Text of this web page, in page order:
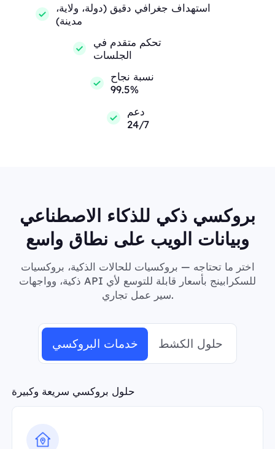
استهداف جغرافي دقيق (دولة، ولاية،
مدينة)
تحكم متقدم في
الجلسات
نسبة نجاح
99.5%
دعم
24/7
بروكسي ذكي للذكاء الاصطناعي
وبيانات الويب على نطاق واسع
اختر ما تحتاجه — بروكسيات للحالات الذكية، بروكسيات
ذكية، وواجهات API للسكرابينج بأسعار قابلة للتوسع لأي
سير عمل تجاري.
خدمات البروكسي حلول الكشط
حلول بروكسي سريعة وكبيرة